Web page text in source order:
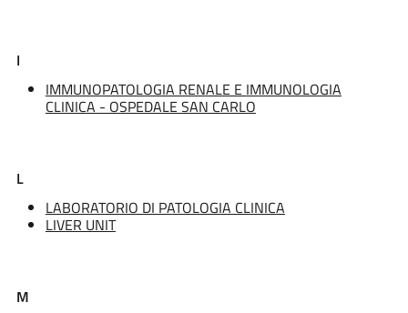
I
IMMUNOPATOLOGIA RENALE E IMMUNOLOGIA
CLINICA - OSPEDALE SAN CARLO
L
LABORATORIO DI PATOLOGIA CLINICA
LIVER UNIT
M